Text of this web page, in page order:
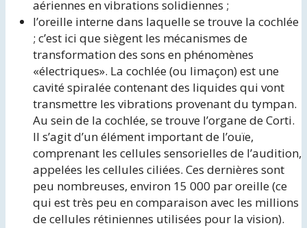
aériennes en vibrations solidiennes ;
l’oreille interne dans laquelle se trouve la cochlée
; c’est ici que siègent les mécanismes de
transformation des sons en phénomènes
«électriques». La cochlée (ou limaçon) est une
cavité spiralée contenant des liquides qui vont
transmettre les vibrations provenant du tympan.
Au sein de la cochlée, se trouve l’organe de Corti.
Il s’agit d’un élément important de l’ouïe,
comprenant les cellules sensorielles de l’audition,
appelées les cellules ciliées. Ces dernières sont
peu nombreuses, environ 15 000 par oreille (ce
qui est très peu en comparaison avec les millions
de cellules rétiniennes utilisées pour la vision).